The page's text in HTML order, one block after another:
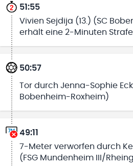
51:55
Vivien Sejdija (13.) (SC
erhält eine 2-Minuten Strafe
50:57
Tor durch Jenna-Sophie
Bobenheim-Roxheim)
49:11
7-Meter verworfen durch
(FSG Mundenheim III/